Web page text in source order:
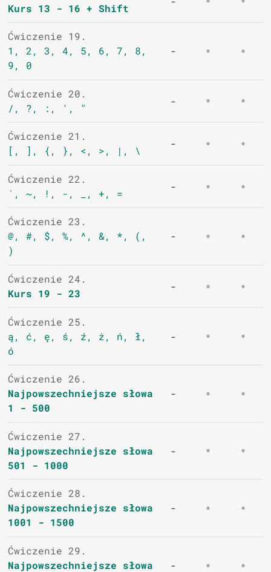
Kurs 13 - 16 + Shift
Ćwiczenie 19.
1, 2, 3, 4, 5, 6, 7, 8,
9, 0
-
Ćwiczenie 20.
/, ?, :, ', "
-
Ćwiczenie 21.
[, ], {, }, <, >, |, \
-
Ćwiczenie 22.
`, ~, !, -, _, +, =
-
Ćwiczenie 23.
@, #, $, %, ^, &, *, (,
)
-
Ćwiczenie 24.
Kurs 19 - 23
-
Ćwiczenie 25.
ą, ć, ę, ś, ź, ż, ń, ł,
ó
-
Ćwiczenie 26.
Najpowszechniejsze słowa
1 - 500
-
Ćwiczenie 27.
Najpowszechniejsze słowa
501 - 1000
-
Ćwiczenie 28.
Najpowszechniejsze słowa
1001 - 1500
-
Ćwiczenie 29.
Najpowszechniejsze słowa
-